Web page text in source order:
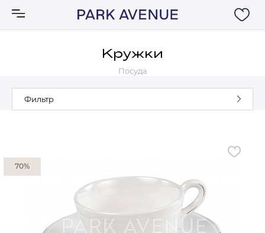
Ковры
Свет
Кружки
Посуда
Фильтр
70%